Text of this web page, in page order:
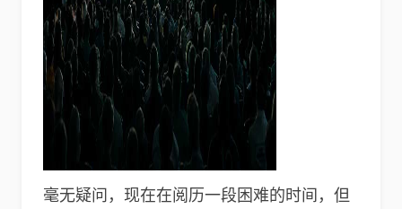
毫无疑问，现在在阅历一段困难的时间，但